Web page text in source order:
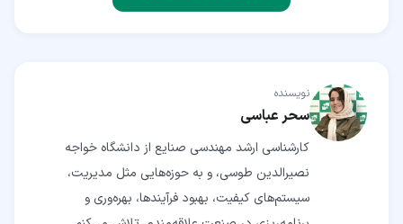
نویسنده
سحر عباسی
کارشناسی ارشد مهندسی صنایع از دانشگاه خواجه
نصیرالدین طوسی، و به حوزه‌هایی مثل مدیریت،
سیستم‌های کیفیت، بهبود فرآیندها، بهره‌وری و